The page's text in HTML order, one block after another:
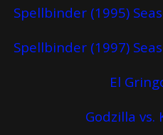
Spellbinder (1995)
Spellbinder (1997)
El
Godzilla vs.